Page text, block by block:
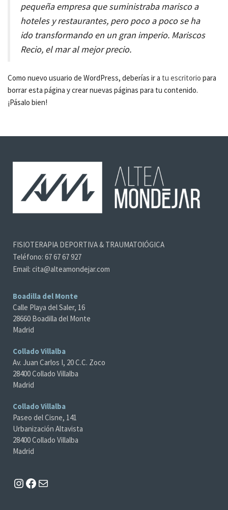
pequeña empresa que suministraba marisco a
hoteles y restaurantes, pero poco a poco se ha
ido transformando en un gran imperio. Mariscos
Recio, el mar al mejor precio.
Como nuevo usuario de WordPress, deberías ir a tu escritorio para
borrar esta página y crear nuevas páginas para tu contenido.
¡Pásalo bien!
FISIOTERAPIA DEPORTIVA & TRAUMATOlÓGICA
Teléfono: 67 67 67 927
Email: cita@alteamondejar.com
Boadilla del Monte
Calle Playa del Saler, 16
28660 Boadilla del Monte
Madrid
Collado Villalba
Av. Juan Carlos I, 20 C.C. Zoco
28400 Collado Villalba
Madrid
Collado Villalba
Paseo del Cisne, 141
Urbanización Altavista
28400 Collado Villalba
Madrid
Instagram
Facebook